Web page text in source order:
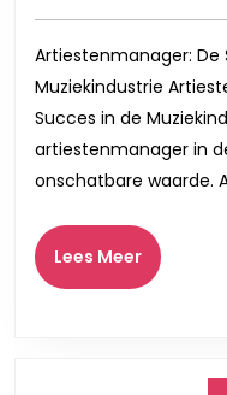
Artiestenmanager: De
Muziekindustrie
Succes in de
artiestenmanager in
onschatbare waarde.
Lees MeerLees
Meer